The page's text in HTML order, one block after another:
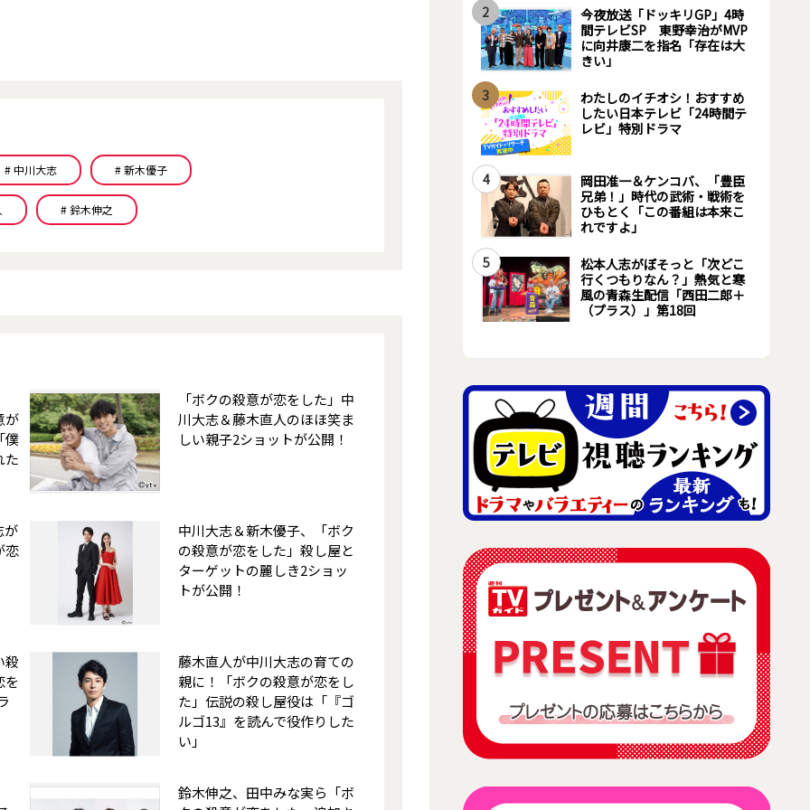
# 中川大志 # 新木優子
# 鈴木伸之
が
僕
た
「ボクの殺意が恋をした」中
川大志＆藤木直人のほほ笑ま
しい親子2ショットが公開！
が
恋
中川大志＆新木優子、「ボク
の殺意が恋をした」殺し屋と
ターゲットの麗しき2ショッ
トが公開！
殺
を
藤木直人が中川大志の育ての
親に！「ボクの殺意が恋をし
た」伝説の殺し屋役は「『ゴ
ルゴ13』を読んで役作りした
い」
鈴木伸之、田中みな実ら「ボ
2
今夜放送「ドッキリGP」4時
間テレビSP 東野幸治がMVP
に向井康二を指名「存在は大
きい」
3
わたしのイチオシ！おすすめ
したい日本テレビ「24時間テ
レビ」特別ドラマ
4
岡田准一＆ケンコバ、「豊臣
兄弟！」時代の武術・戦術を
ひもとく「この番組は本来こ
れですよ」
5
松本人志がぼそっと「次どこ
行くつもりなん？」熱気と寒
風の青森生配信「西田二郎＋
（プラス）」第18回